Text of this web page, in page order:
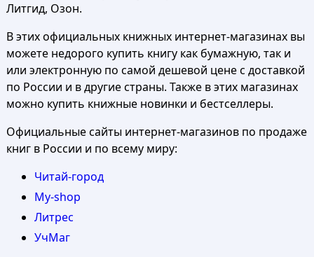
Литгид, Озон.
В этих официальных книжных интернет-магазинах вы
можете недорого купить книгу как бумажную, так и
или электронную по самой дешевой цене с доставкой
по России и в другие страны. Также в этих магазинах
можно купить книжные новинки и бестселлеры.
Официальные сайты интернет-магазинов по продаже
книг в России и по всему миру:
Читай-город
My-shop
Литрес
УчМаг